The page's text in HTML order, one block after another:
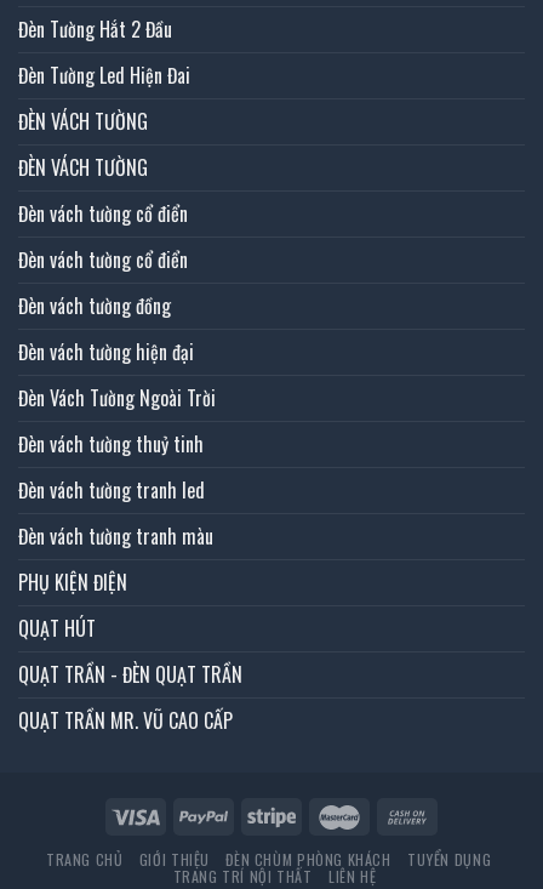
Đèn Tường Hắt 2 Đầu
Đèn Tường Led Hiện Đai
ĐÈN VÁCH TƯỜNG
ĐÈN VÁCH TƯỜNG
Đèn vách tường cổ điển
Đèn vách tường cổ điển
Đèn vách tường đồng
Đèn vách tường hiện đại
Đèn Vách Tường Ngoài Trời
Đèn vách tường thuỷ tinh
Đèn vách tường tranh led
Đèn vách tường tranh màu
PHỤ KIỆN ĐIỆN
QUẠT HÚT
QUẠT TRẦN - ĐÈN QUẠT TRẦN
QUẠT TRẦN MR. VŨ CAO CẤP
TRANG CHỦ GIỚI THIỆU ĐÈN CHÙM PHÒNG KHÁCH TUYỂN DỤNG
TRANG TRÍ NỘI THẤT LIÊN HỆ